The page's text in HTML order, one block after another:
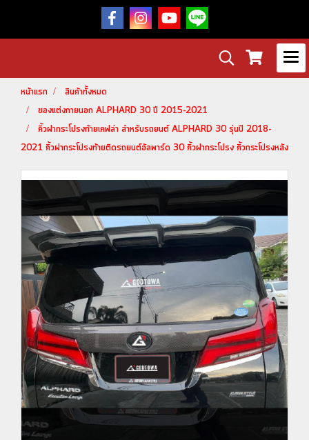
หน้าแรก
สินค้าทั้งหมด
ของแต่งภายนอก ALPHARD 30 ปี 2015-2021
คิ้วฝากระโปรงท้ายเคฟล่า สำหรับรถยนต์ ALPHARD 30 รุ่นปี 2018-
2021 คิ้วฝากระโปรงท้ายติดรถยนต์อัลพาร์ด 30 คิ้วฝากระโปรง คิ้วกระโปรงหลัง